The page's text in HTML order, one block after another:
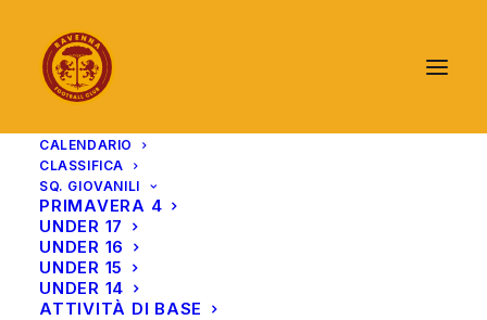
CALENDARIO
CLASSIFICA
SQ. GIOVANILI
PRIMAVERA 4
UNDER 17
UNDER 16
UNDER 15
UNDER 14
ATTIVITÀ DI BASE